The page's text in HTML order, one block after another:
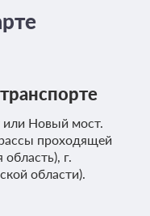
Сумма предоплаты
Новый мост.
проходящей
г.
области).